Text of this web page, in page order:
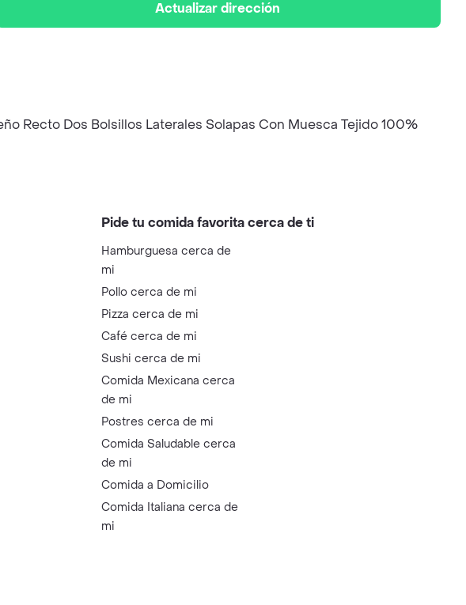
Actualizar dirección
Recto Dos Bolsillos Laterales Solapas Con Muesca Tejido 100%
Pide tu comida favorita cerca de ti
Hamburguesa cerca de
mi
Pollo cerca de mi
Pizza cerca de mi
Café cerca de mi
Sushi cerca de mi
Comida Mexicana cerca
de mi
Postres cerca de mi
Comida Saludable cerca
de mi
Comida a Domicilio
Comida Italiana cerca de
mi